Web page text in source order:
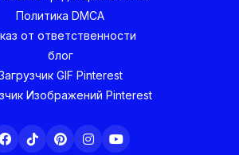
Политика DMCA
от ответственности
блог
GIF Pinterest
Изображений Pinterest